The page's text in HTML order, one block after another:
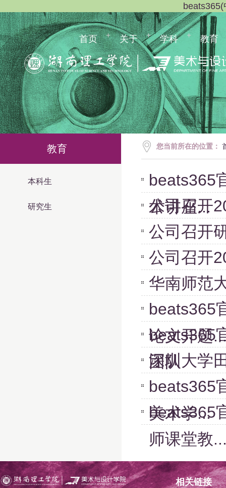
首页 关于 学科 教育
教育
本科生
研究生
您当前所在的位置：
beats365
术讲座...
公司召开
公司召开
公司召开
华南师范
beats365
论文开题
beats365
团队
深圳大学
beats365
美术学...
beats365
师课堂教
相关链接